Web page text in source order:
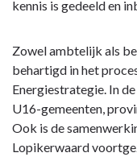
Energietransitie
Wat
heeft
Woerden
gedaan?
kennis is gedeeld en
Zowel ambtelijk als
behartigd in het
Energiestrategie. In
U16-gemeenten,
Ook is de
Lopikerwaard